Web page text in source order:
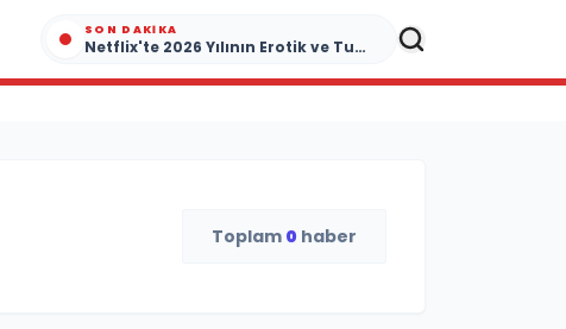
SON DAKIKA
Netflix'te 2026 Yılının Erotik ve Tutku Dolu Yapımları
Toplam 0 haber